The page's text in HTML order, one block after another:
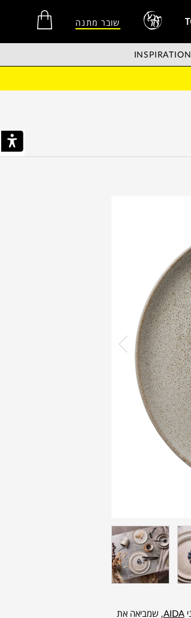
שובר מתנה
INSPIRATION
AIDA, שמביאה את